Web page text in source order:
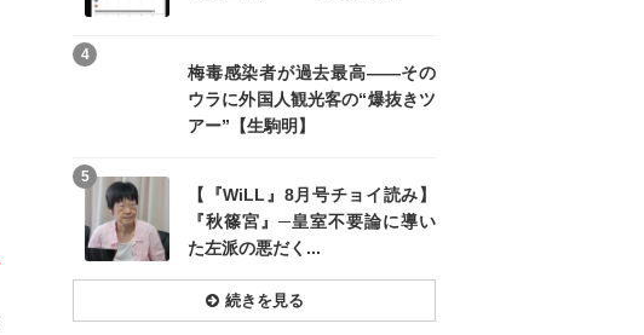
梅毒感染者が過去最高――その
ウラに外国人観光客の“爆抜きツ
アー”【生駒明】
4
【『WiLL』8月号チョイ読み】
『秋篠宮』─皇室不要論に導い
た左派の悪だく...
5
続きを見る